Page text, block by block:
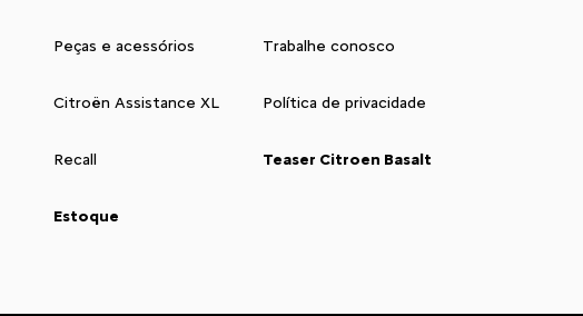
Peças e acessórios
Citroën Assistance XL
Recall
Estoque
Trabalhe conosco
Política de privacidade
Teaser Citroen Basalt